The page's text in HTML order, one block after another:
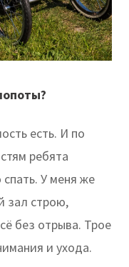
есть. И по
ребята
У меня же
зал строю,
без отрыва. Трое
и ухода.